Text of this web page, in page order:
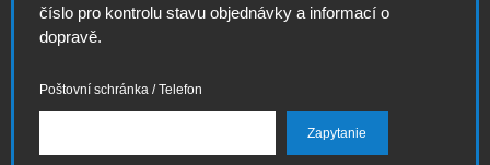
číslo pro kontrolu stavu objednávky a informací o
dopravě.
Poštovní schránka / Telefon